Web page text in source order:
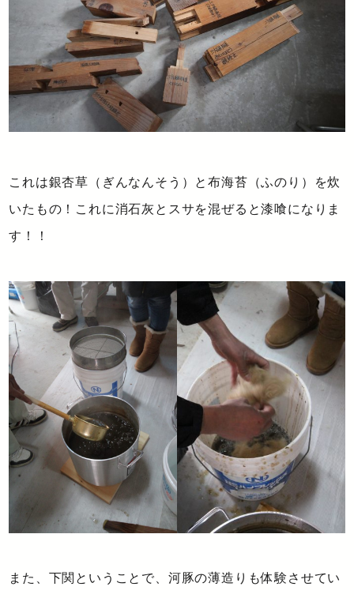
これは銀杏草（ぎんなんそう）と布海苔（ふのり）を炊
いたもの！これに消石灰とスサを混ぜると漆喰になりま
す！！
また、下関ということで、河豚の薄造りも体験させてい